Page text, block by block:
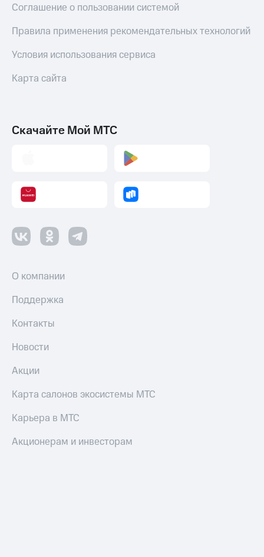
Соглашение о пользовании системой
Правила применения рекомендательных технологий
Условия использования сервиса
Карта сайта
Скачайте Мой МТС
О компании
Поддержка
Контакты
Новости
Акции
Карта салонов экосистемы МТС
Карьера в МТС
Акционерам и инвесторам